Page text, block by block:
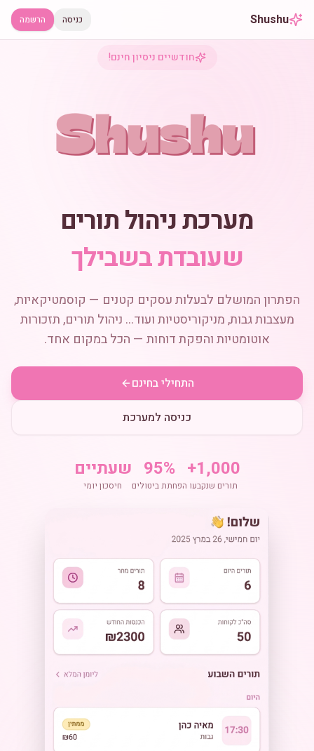
Shushu כניסה הרשמה
חודשיים ניסיון חינם!
מערכת ניהול תורים
שעובדת בשבילך
הפתרון המושלם לבעלות עסקים קטנים — קוסמטיקאיות,
מעצבות גבות, מניקוריסטיות ועוד... ניהול תורים, תזכורות
אוטומטיות והפקת דוחות — הכל במקום אחד.
התחילי בחינם
כניסה למערכת
1,000+
תורים שנקבעו
95%
הפחתת ביטולים
שעתיים
חיסכון יומי